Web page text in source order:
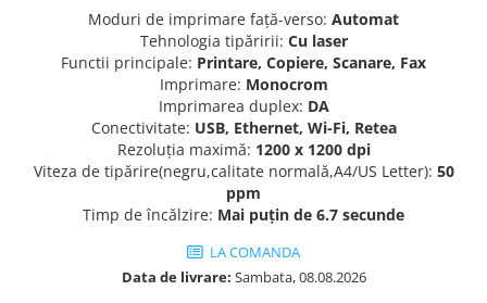
Printare 3D
Imprimante 3D
Accesorii imprimante 3D
Filament imprimanta 3D
Laptopuri / notebookuri
Laptopuri gaming
Laptop-uri 2 in 1
Moduri de imprimare față-verso: Automat
Tehnologia tipăririi: Cu laser
Functii principale: Printare, Copiere, Scanare, Fax
Imprimare: Monocrom
Imprimarea duplex: DA
Conectivitate: USB, Ethernet, Wi-Fi, Retea
Rezoluţia maximă: 1200 x 1200 dpi
Viteza de tipărire(negru,calitate normală,A4/US Letter): 50
ppm
Timp de încălzire: Mai puțin de 6.7 secunde
LA COMANDA
Data de livrare: Sambata, 08.08.2026